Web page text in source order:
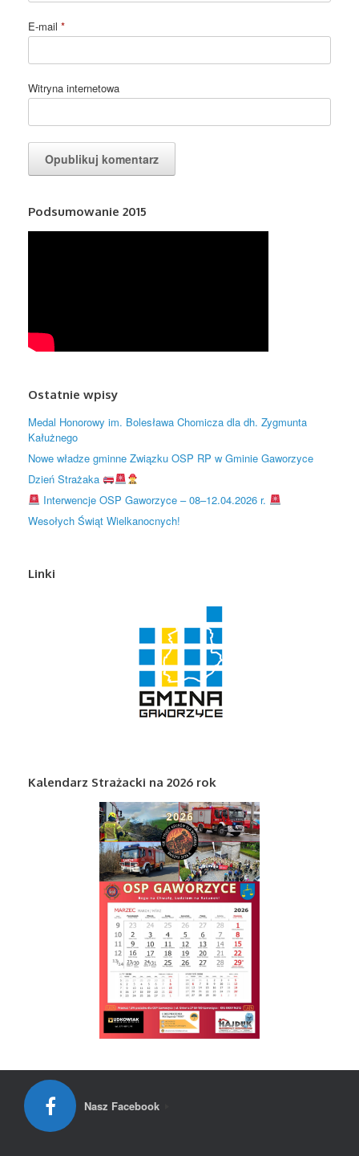
E-mail *
Witryna internetowa
Podsumowanie 2015
Ostatnie wpisy
Medal Honorowy im. Bolesława Chomicza dla dh. Zygmunta
Kałużnego
Nowe władze gminne Związku OSP RP w Gminie Gaworzyce
Dzień Strażaka
Interwencje OSP Gaworzyce – 08–12.04.2026 r.
Wesołych Świąt Wielkanocnych!
Linki
Kalendarz Strażacki na 2026 rok
Nasz Facebook